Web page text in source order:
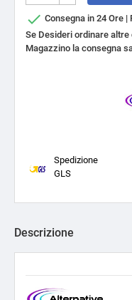
 Consegna in 24 Ore
Se Desideri ordinare
Magazzino la consegna
Spedizione
GLS
Descrizione